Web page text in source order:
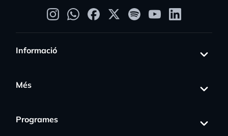
Informació
Més
Programes